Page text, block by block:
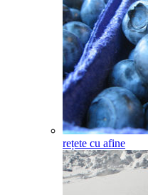
rețete cu afine